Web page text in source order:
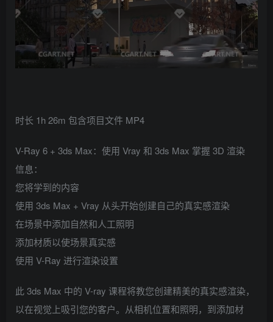
时长 1h 26m 包含项目文件 MP4
V-Ray 6 + 3ds Max：使用 Vray 和 3ds Max 掌握 3D 渲染
信息：
您将学到的内容
使用 3ds Max + Vray 从头开始​​创建自己的真实感渲染
在场景中添加自然和人工照明
添加材质以使场景真实感
使用 V-Ray 进行渲染设置
此 3ds Max 中的 V-ray 课程将教您创建精美的真实感渲染，
以在视觉上吸引您的客户。从相机位置和照明，到添加材